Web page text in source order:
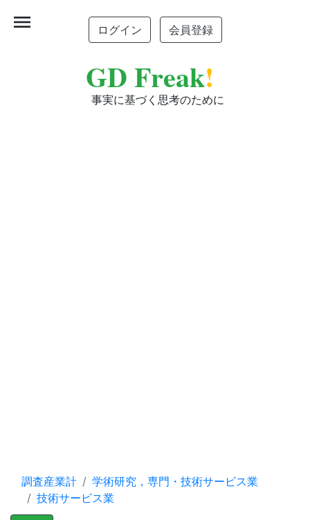
ログイン 会員登録
GD Freak!
事実に基づく思考のために
menu
調査産業計
学術研究，専門・技術サービス業
技術サービス業